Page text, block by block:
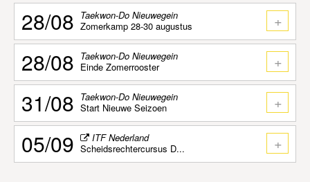
28/08 Taekwon-Do Nieuwegein
Zomerkamp 28-30 augustus
+
28/08 Taekwon-Do Nieuwegein
Einde Zomerrooster
+
31/08 Taekwon-Do Nieuwegein
Start Nieuwe Seizoen
+
05/09
ITF Nederland
Scheidsrechtercursus D...
+